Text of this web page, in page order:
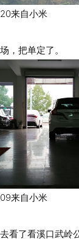
来自小米
把单定了。
来自小米
了看溪口武岭公